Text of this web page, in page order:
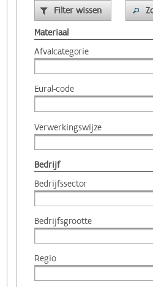
Filter wissen
Materiaal
Afvalcategorie
Eural-code
Verwerkingswijze
Bedrijf
Bedrijfssector
Bedrijfsgrootte
Regio